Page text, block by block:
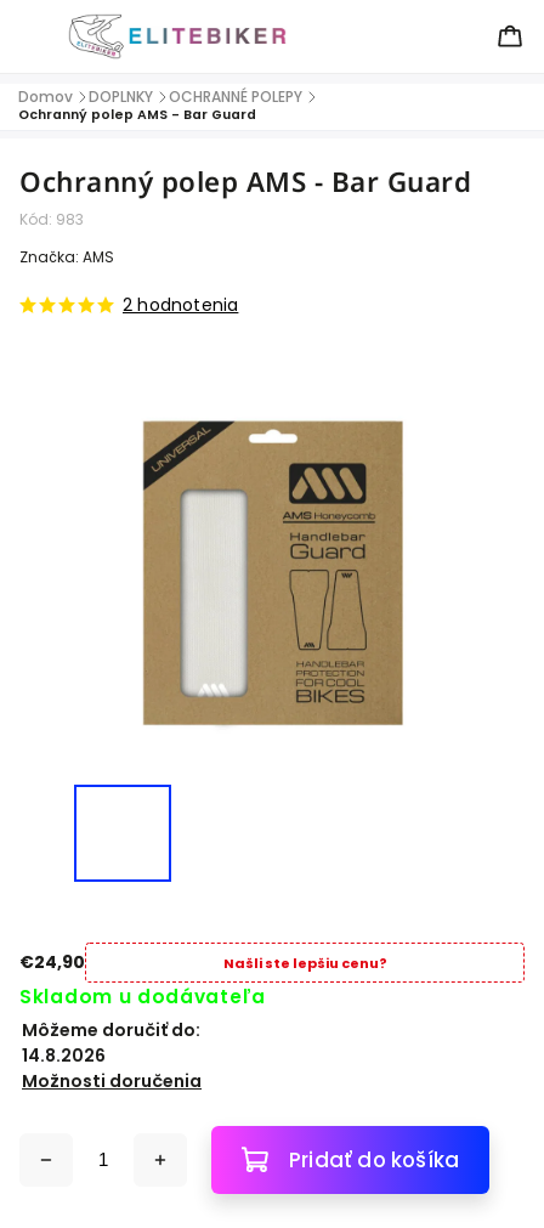
Domov / DOPLNKY / OCHRANNÉ POLEPY /
Ochranný polep AMS - Bar Guard
Ochranný polep AMS - Bar Guard
Kód: 983
2 hodnotenia
Značka: AMS
€24,90 Našli ste lepšiu cenu?
Skladom u dodávateľa
Môžeme doručiť do:
14.8.2026
Možnosti doručenia
Pridať do košíka